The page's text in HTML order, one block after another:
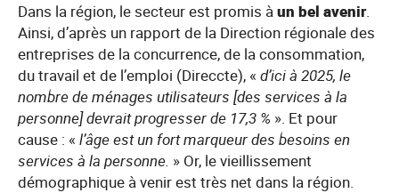
Dans la région, le secteur est promis àun bel avenir.
Ainsi, d’après un rapport de la Direction régionale des
entreprises de la concurrence, de la consommation,
du travail et de l’emploi (Direccte), « d’ici à 2025, le
nombre de ménages utilisateurs [des services à la
personne] devrait progresser de 17,3 % ». Et pour
cause : « l’âge est un fort marqueur des besoins en
services à la personne. » Or, le vieillissement
démographique à venir est très net dans la région.